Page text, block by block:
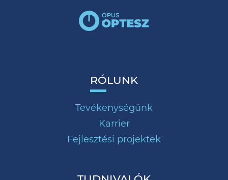
RÓLUNK
Tevékenységünk
Karrier
Fejlesztési projektek